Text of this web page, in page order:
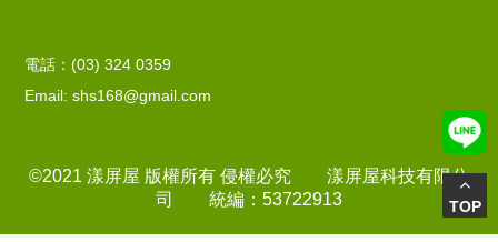
電話：(03) 324 0359
Email: shs168@gmail.com
©2021 漾屏屋 版權所有 侵權必究 漾屏屋科技有限公
司 統編：53722913
TOP